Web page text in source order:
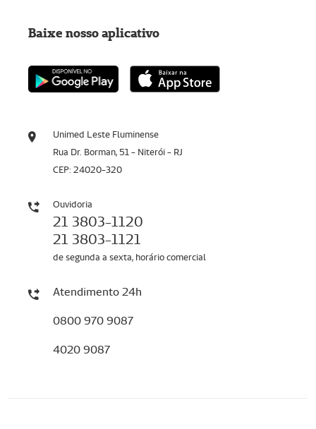
Unimed Leste Fluminense
Rua Dr. Borman, 51 - Niterói - RJ
CEP: 24020-320
Ouvidoria
21 3803-1120
21 3803-1121
de segunda a sexta, horário comercial
Atendimento 24h
0800 970 9087
4020 9087
Baixe nosso aplicativo